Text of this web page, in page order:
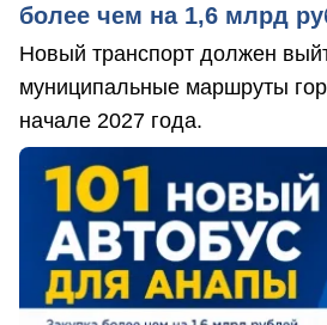
более чем на 1,6 млрд
Новый транспорт должен
муниципальные маршруты
начале 2027 года.